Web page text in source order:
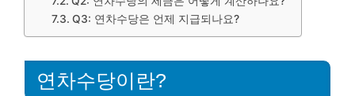
Q3: 연차수당은 언제 지급되나요?
연차수당이란?